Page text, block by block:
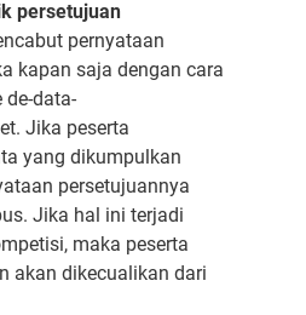
persetujuan
pernyataan
kapan saja dengan cara
data-
Jika peserta
yang dikumpulkan
persetujuannya
Jika hal ini terjadi
maka peserta
akan dikecualikan dari